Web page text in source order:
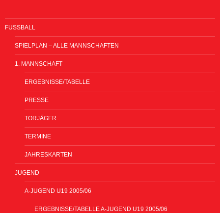
FUSSBALL
SPIELPLAN – ALLE MANNSCHAFTEN
1. MANNSCHAFT
ERGEBNISSE/TABELLE
PRESSE
TORJÄGER
TERMINE
JAHRESKARTEN
JUGEND
A-JUGEND U19 2005/06
ERGEBNISSE/TABELLE A-JUGEND U19 2005/06